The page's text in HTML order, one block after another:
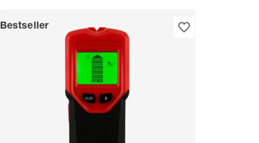
Bestseller